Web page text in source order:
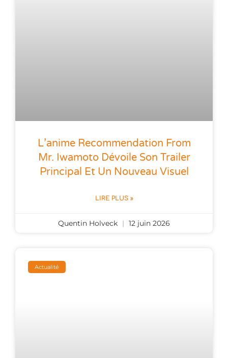
L’anime Recommendation From
Mr. Iwamoto Dévoile Son Trailer
Principal Et Un Nouveau Visuel
LIRE PLUS »
Quentin Holveck 12 juin 2026
Actualité